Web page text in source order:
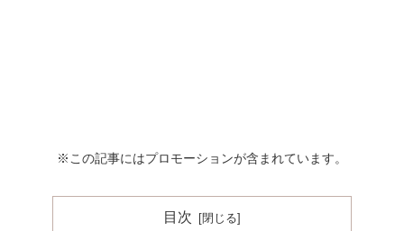
※この記事にはプロモーションが含まれています。
目次